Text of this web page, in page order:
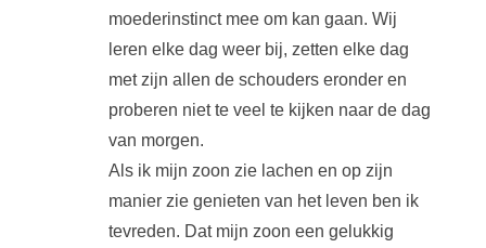
moederinstinct mee om kan gaan. Wij
leren elke dag weer bij, zetten elke dag
met zijn allen de schouders eronder en
proberen niet te veel te kijken naar de dag
van morgen.
Als ik mijn zoon zie lachen en op zijn
manier zie genieten van het leven ben ik
tevreden. Dat mijn zoon een gelukkig